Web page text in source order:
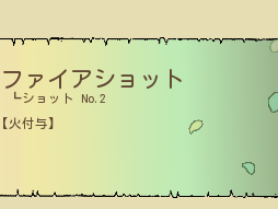
ファイアショット
┗ショット No.2
【火付与】